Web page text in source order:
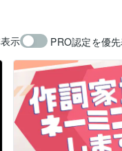
示 PRO認定を優